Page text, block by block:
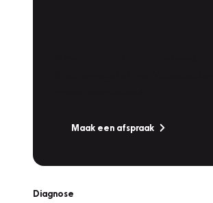
Maak een afspraak
Diagnose